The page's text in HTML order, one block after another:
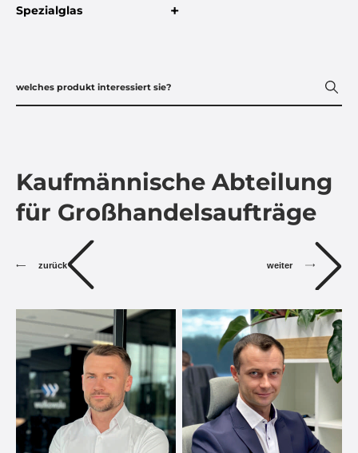
Spezialglas +
Kaufmännische Abteilung
für Großhandelsaufträge
zurück weiter